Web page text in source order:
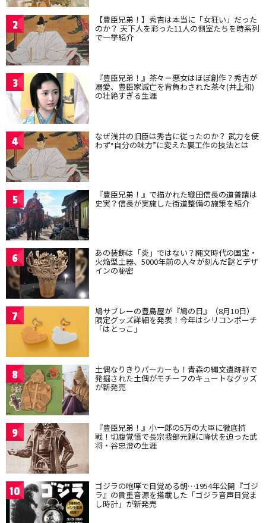
2 【豊臣兄弟！】秀吉は本当に「女狂い」だった
のか？ 天下人を彩った11人の側室たちを時系列
で一挙紹介
3 『豊臣兄弟！』茶々＝悪女はほぼ創作？秀吉が
溺愛、豊臣家滅亡を背負わされた茶々(井上和)
の壮絶すぎる生涯
4 なぜ浅井の旧臣は秀吉に従ったのか？ 武力を使
わず“自分の味方”に変えた裏工作の技法とは
5 『豊臣兄弟！』で描かれた織田信長の道普請は
史実？信長が実施した街道整備の施策を紹介
6 あの装飾は「炎」ではない？縄文時代の国宝・
火焔型土器、5000年前の人々が刻んだ謎とデザ
インの秘密
7 鳩サブレーの豊島屋が『鳩の日』（8月10日）
限定グッズ詳細を発表！今年はシリコンポーチ
「はとっこ」
8 土偶なりきりパーカーも！青森の縄文遺跡群で
発掘された土偶がモチーフのキュートなグッズ
が新発売
9 『豊臣兄弟！』小一郎の5万の大軍に徹底抗
戦！切腹覚悟で長宗我部元親に降伏を迫った武
将・谷忠澄の生涯
10 ゴジラの咆哮で目覚める朝…1954年公開『ゴジ
ラ』の貴重音源を搭載した「ゴジラ音声目覚ま
し時計」が新発売